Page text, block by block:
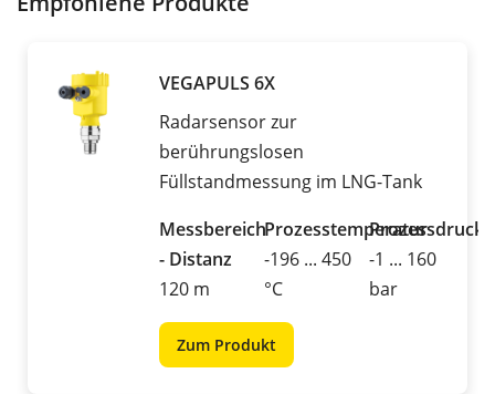
VEGAPULS 6X
Radarsensor zur
berührungslosen
Füllstandmessung im LNG-Tank
Messbereich
- Distanz
120 m
Prozesstemperatur
-196 ... 450
°C
Prozessdruck
-1 ... 160
bar
Zum Produkt